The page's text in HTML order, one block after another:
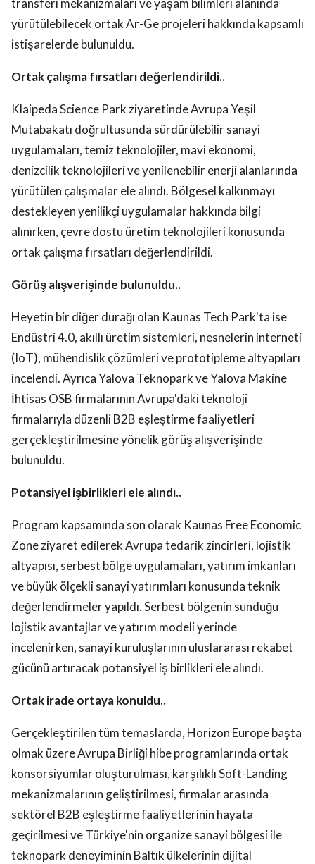
transferi mekanizmaları ve yaşam bilimleri alanında
yürütülebilecek ortak Ar-Ge projeleri hakkında kapsamlı
istişarelerde bulunuldu.
Ortak çalışma fırsatları değerlendirildi..
Klaipeda Science Park ziyaretinde Avrupa Yeşil
Mutabakatı doğrultusunda sürdürülebilir sanayi
uygulamaları, temiz teknolojiler, mavi ekonomi,
denizcilik teknolojileri ve yenilenebilir enerji alanlarında
yürütülen çalışmalar ele alındı. Bölgesel kalkınmayı
destekleyen yenilikçi uygulamalar hakkında bilgi
alınırken, çevre dostu üretim teknolojileri konusunda
ortak çalışma fırsatları değerlendirildi.
Görüş alışverişinde bulunuldu..
Heyetin bir diğer durağı olan Kaunas Tech Park'ta ise
Endüstri 4.0, akıllı üretim sistemleri, nesnelerin interneti
(IoT), mühendislik çözümleri ve prototipleme altyapıları
incelendi. Ayrıca Yalova Teknopark ve Yalova Makine
İhtisas OSB firmalarının Avrupa'daki teknoloji
firmalarıyla düzenli B2B eşleştirme faaliyetleri
gerçekleştirilmesine yönelik görüş alışverişinde
bulunuldu.
Potansiyel işbirlikleri ele alındı..
Program kapsamında son olarak Kaunas Free Economic
Zone ziyaret edilerek Avrupa tedarik zincirleri, lojistik
altyapısı, serbest bölge uygulamaları, yatırım imkanları
ve büyük ölçekli sanayi yatırımları konusunda teknik
değerlendirmeler yapıldı. Serbest bölgenin sunduğu
lojistik avantajlar ve yatırım modeli yerinde
incelenirken, sanayi kuruluşlarının uluslararası rekabet
gücünü artıracak potansiyel iş birlikleri ele alındı.
Ortak irade ortaya konuldu..
Gerçekleştirilen tüm temaslarda, Horizon Europe başta
olmak üzere Avrupa Birliği hibe programlarında ortak
konsorsiyumlar oluşturulması, karşılıklı Soft-Landing
mekanizmalarının geliştirilmesi, firmalar arasında
sektörel B2B eşleştirme faaliyetlerinin hayata
geçirilmesi ve Türkiye'nin organize sanayi bölgesi ile
teknopark deneyiminin Baltık ülkelerinin dijital